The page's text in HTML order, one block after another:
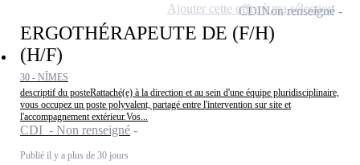
ERGOTHÉRAPEUTE DE (F/H)
(H/F)
30 - NÎMES
descriptif du posteRattaché(e) à la direction et au sein d'une équipe pluridisciplinaire,
vous occupez un poste polyvalent, partagé entre l'intervention sur site et
l'accompagnement extérieur.Vos...
CDI - Non renseigné
Publié il y a plus de 30 jours
CDINon renseigné
Ajouter cette offre à ma sélection